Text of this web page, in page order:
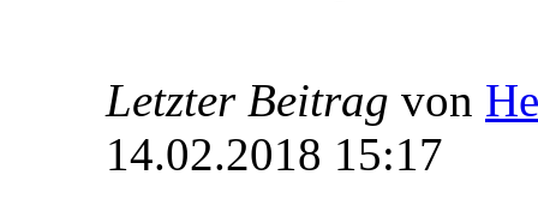
Letzter Beitrag von
14.02.2018 15:17